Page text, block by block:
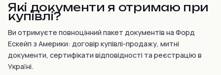
Які документи я отримаю при
купівлі?
Ви отримуєте повноцінний пакет документів на Форд
Ескейп з Америки: договір купівлі-продажу, митні
документи, сертифікати відповідності та реєстрацію в
Україні.